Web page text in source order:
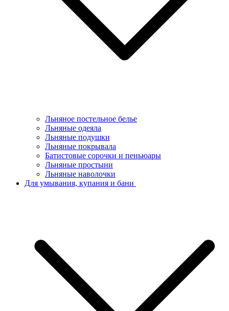
Льняное постельное белье
Льняные одеяла
Льняные подушки
Льняные покрывала
Батистовые сорочки и пеньюары
Льняные простыни
Льняные наволочки
Для умывания, купания и бани